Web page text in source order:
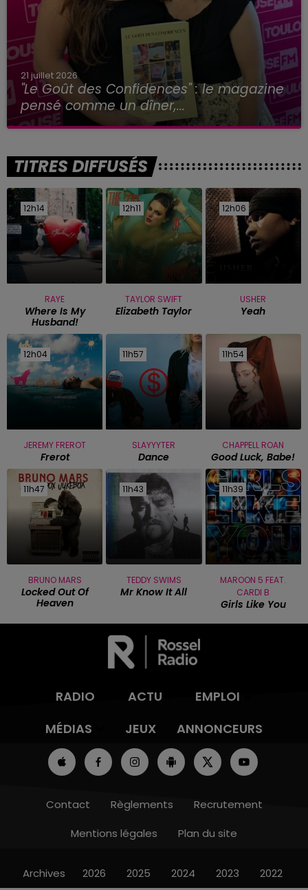
21 juillet 2026
"Le Goût des Confidences" : le magazine
pensé comme un dîner,...
TITRES DIFFUSÉS
12h14
12h14
RAYE
Where Is My
Husband!
12h11
12h11
TAYLOR SWIFT
Elizabeth Taylor
12h06
12h06
USHER
Yeah
12h04
12h04
JEREMY FREROT
Frerot
11h57
11h57
SLAYYYTER
Dance
11h54
11h54
CHAPPELL ROAN
Good Luck, Babe!
11h47
11h47
BRUNO MARS
Locked Out Of
Heaven
11h43
11h43
TEDDY SWIMS
Mr Know It All
11h39
11h39
MAROON 5 FEAT.
CARDI B
Girls Like You
RADIO ACTU
EMPLOI
MÉDIAS
JEUX ANNONCEURS
Contact Règlements
Recrutement
Mentions légales
Plan du site
Archives 2026 2025 2024 2023 2022